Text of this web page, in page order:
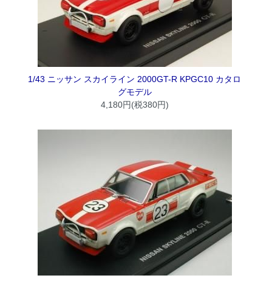
1/43 ニッサン スカイライン 2000GT-R KPGC10 カタロ
グモデル
4,180円(税380円)